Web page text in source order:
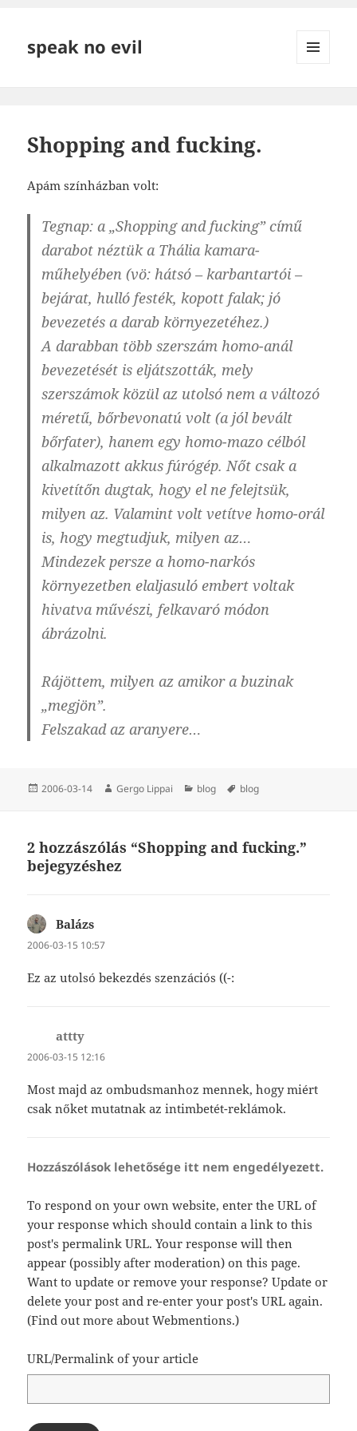
speak no evil
Shopping and fucking.
Apám színházban volt:
Tegnap: a „Shopping and fucking” című
darabot néztük a Thália kamara-
műhelyében (vö: hátsó – karbantartói –
bejárat, hulló festék, kopott falak; jó
bevezetés a darab környezetéhez.)
A darabban több szerszám homo-anál
bevezetését is eljátszották, mely
szerszámok közül az utolsó nem a változó
méretű, bőrbevonatú volt (a jól bevált
bőrfater), hanem egy homo-mazo célból
alkalmazott akkus fúrógép. Nőt csak a
kivetítőn dugtak, hogy el ne felejtsük,
milyen az. Valamint volt vetítve homo-orál
is, hogy megtudjuk, milyen az…
Mindezek persze a homo-narkós
környezetben elaljasuló embert voltak
hivatva művészi, felkavaró módon
ábrázolni.
Rájöttem, milyen az amikor a buzinak
„megjön”.
Felszakad az aranyere…
Közzétéve
2006-03-14 Szerző
Gergo Lippai Kategória
blog Címke
blog
2 hozzászólás “Shopping and fucking.”
bejegyzéshez
Balázs
2006-03-15 10:57
Ez az utolsó bekezdés szenzációs ((-:
attty
2006-03-15 12:16
Most majd az ombudsmanhoz mennek, hogy miért
csak nőket mutatnak az intimbetét-reklámok.
Hozzászólások lehetősége itt nem engedélyezett.
To respond on your own website, enter the URL of
your response which should contain a link to this
post's permalink URL. Your response will then
appear (possibly after moderation) on this page.
Want to update or remove your response? Update or
delete your post and re-enter your post's URL again.
(Find out more about Webmentions.)
URL/Permalink of your article